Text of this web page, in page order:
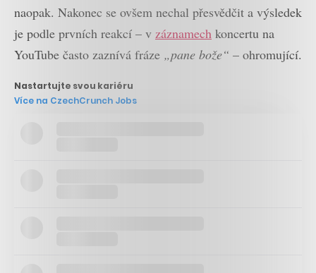
naopak. Nakonec se ovšem nechal přesvědčit a výsledek
je podle prvních reakcí – v záznamech koncertu na
YouTube často zaznívá fráze „pane bože“ – ohromující.
Nastartujte svou kariéru
Více na CzechCrunch Jobs